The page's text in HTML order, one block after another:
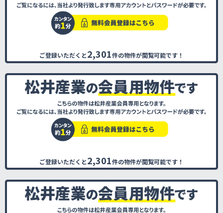
ご登録いただくと2,301件の物件が閲覧可能です！
ご登録いただくと2,301件の物件が閲覧可能です！